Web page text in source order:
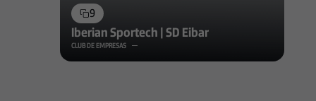
9
Iberian Sportech | SD Eibar
CLUB DE EMPRESAS